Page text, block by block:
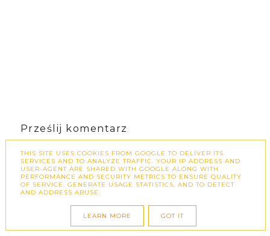
Prześlij komentarz
Szanuję prywatność i prawa autorskie. Nie
wyrażam zgody na kopiowanie moich zdjęć
ani ich przetwarzanie. Komentarze
zawierające reklamy lub linki (widoczne lub
ukryte) będą automatycznie usuwane.
THIS SITE USES COOKIES FROM GOOGLE TO DELIVER ITS
SERVICES AND TO ANALYZE TRAFFIC. YOUR IP ADDRESS AND
USER-AGENT ARE SHARED WITH GOOGLE ALONG WITH
PERFORMANCE AND SECURITY METRICS TO ENSURE QUALITY
OF SERVICE, GENERATE USAGE STATISTICS, AND TO DETECT
AND ADDRESS ABUSE.
LEARN MORE GOT IT